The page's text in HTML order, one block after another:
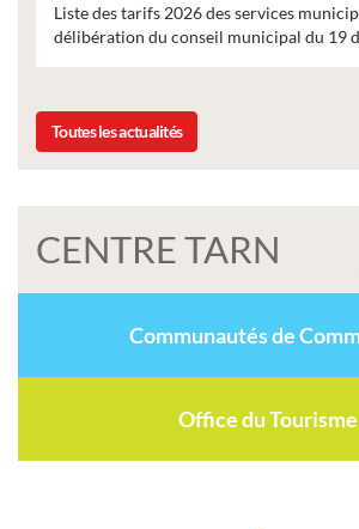
Liste des tarifs 2026 des services
délibération du conseil municipal du 19
Toutes les actualités
CENTRE TARN
Communautés de
Office du Tourisme